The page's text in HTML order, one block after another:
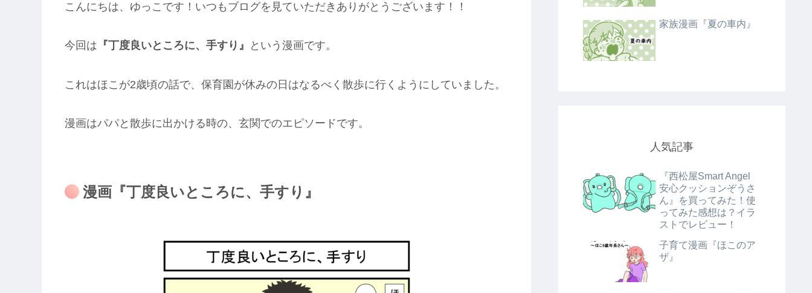
こんにちは、ゆっこです！いつもブログを見ていただきありがとうございます！！
今回は 『丁度良いところに、手すり』 という漫画です。
これはほこが2歳頃の話で、保育園が休みの日はなるべく散歩に行くようにしていました。
漫画はパパと散歩に出かける時の、玄関でのエピソードです。
漫画『丁度良いところに、手すり』
家族漫画『夏の車内』
人気記事
『西松屋Smart Angel
安心クッションぞうさ
ん』を買ってみた！使
ってみた感想は？イラ
ストでレビュー！
子育て漫画『ほこのア
ザ』